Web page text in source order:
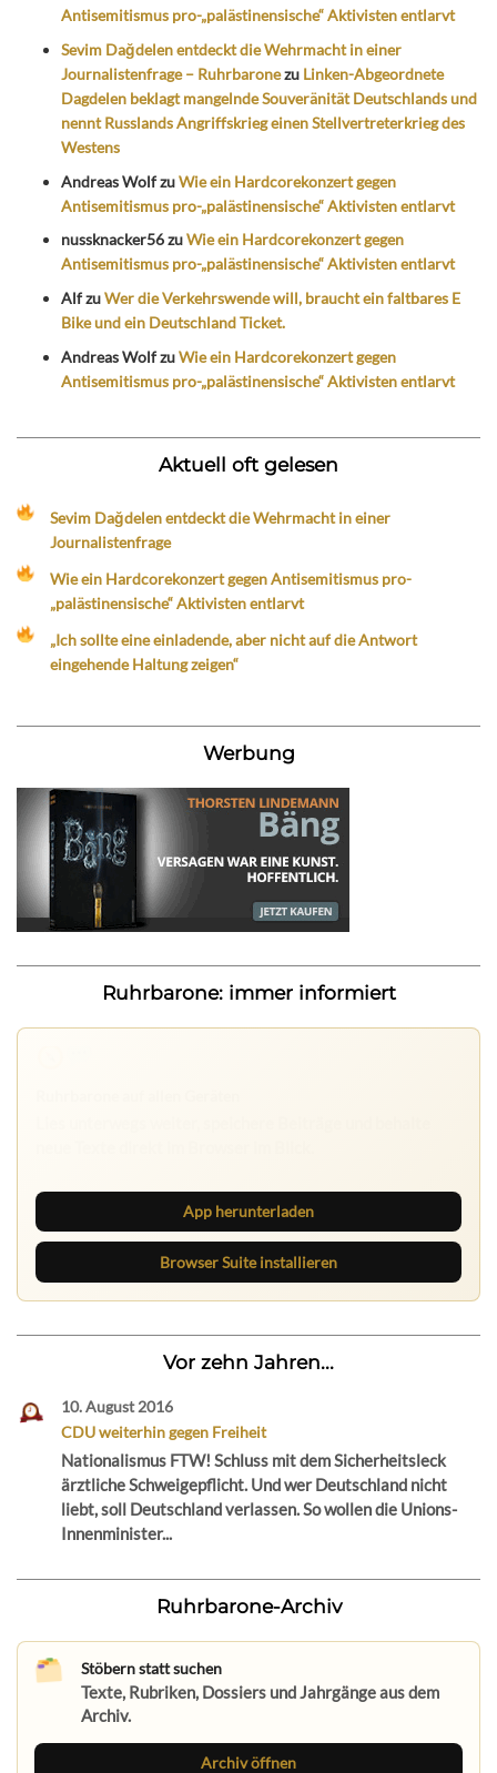
Antisemitismus pro-„palästinensische“ Aktivisten entlarvt
Sevim Dağdelen entdeckt die Wehrmacht in einer
Journalistenfrage – Ruhrbaronezu Linken-Abgeordnete
Dagdelen beklagt mangelnde Souveränität Deutschlands und
nennt Russlands Angriffskrieg einen Stellvertreterkrieg des
Westens
Andreas WolfzuWie ein Hardcorekonzert gegen
Antisemitismus pro-„palästinensische“ Aktivisten entlarvt
nussknacker56zuWie ein Hardcorekonzert gegen
Antisemitismus pro-„palästinensische“ Aktivisten entlarvt
AlfzuWer die Verkehrswende will, braucht ein faltbares E
Bike und ein Deutschland Ticket.
Andreas WolfzuWie ein Hardcorekonzert gegen
Antisemitismus pro-„palästinensische“ Aktivisten entlarvt
Aktuell oft gelesen
Sevim Dağdelen entdeckt die Wehrmacht in einer
Journalistenfrage
Wie ein Hardcorekonzert gegen Antisemitismus pro-
„palästinensische“ Aktivisten entlarvt
„Ich sollte eine einladende, aber nicht auf die Antwort
eingehende Haltung zeigen“
Werbung
Ruhrbarone: immer informiert
App herunterladen
Browser Suite installieren
Vor zehn Jahren...
10. August 2016
CDU weiterhin gegen Freiheit
Nationalismus FTW! Schluss mit dem Sicherheitsleck
ärztliche Schweigepflicht. Und wer Deutschland nicht
liebt, soll Deutschland verlassen. So wollen die Unions-
Innenminister...
Ruhrbarone-Archiv
Stöbern statt suchen
Texte, Rubriken, Dossiers und Jahrgänge aus dem
Archiv.
Archiv öffnen